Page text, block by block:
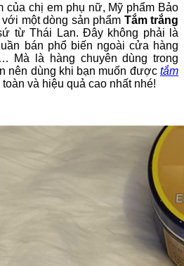
của chị em phụ nữ, Mỹ phẩm Bảo
một dòng sản phẩm Tắm trắng
từ Thái Lan. Đây không phải là
bán phổ biến ngoài cửa hàng
Mà là hàng chuyên dùng trong
nên dùng khi bạn muốn được tắm
toàn và hiệu quả cao nhất nhé!